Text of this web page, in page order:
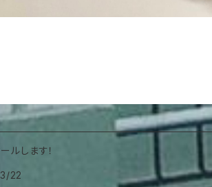
ルします！
22